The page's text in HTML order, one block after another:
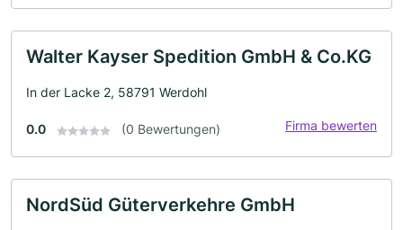
Walter Kayser Spedition GmbH & Co.KG
In der Lacke 2, 58791 Werdohl
0.0 (0 Bewertungen) Firma bewerten
NordSüd Güterverkehre GmbH